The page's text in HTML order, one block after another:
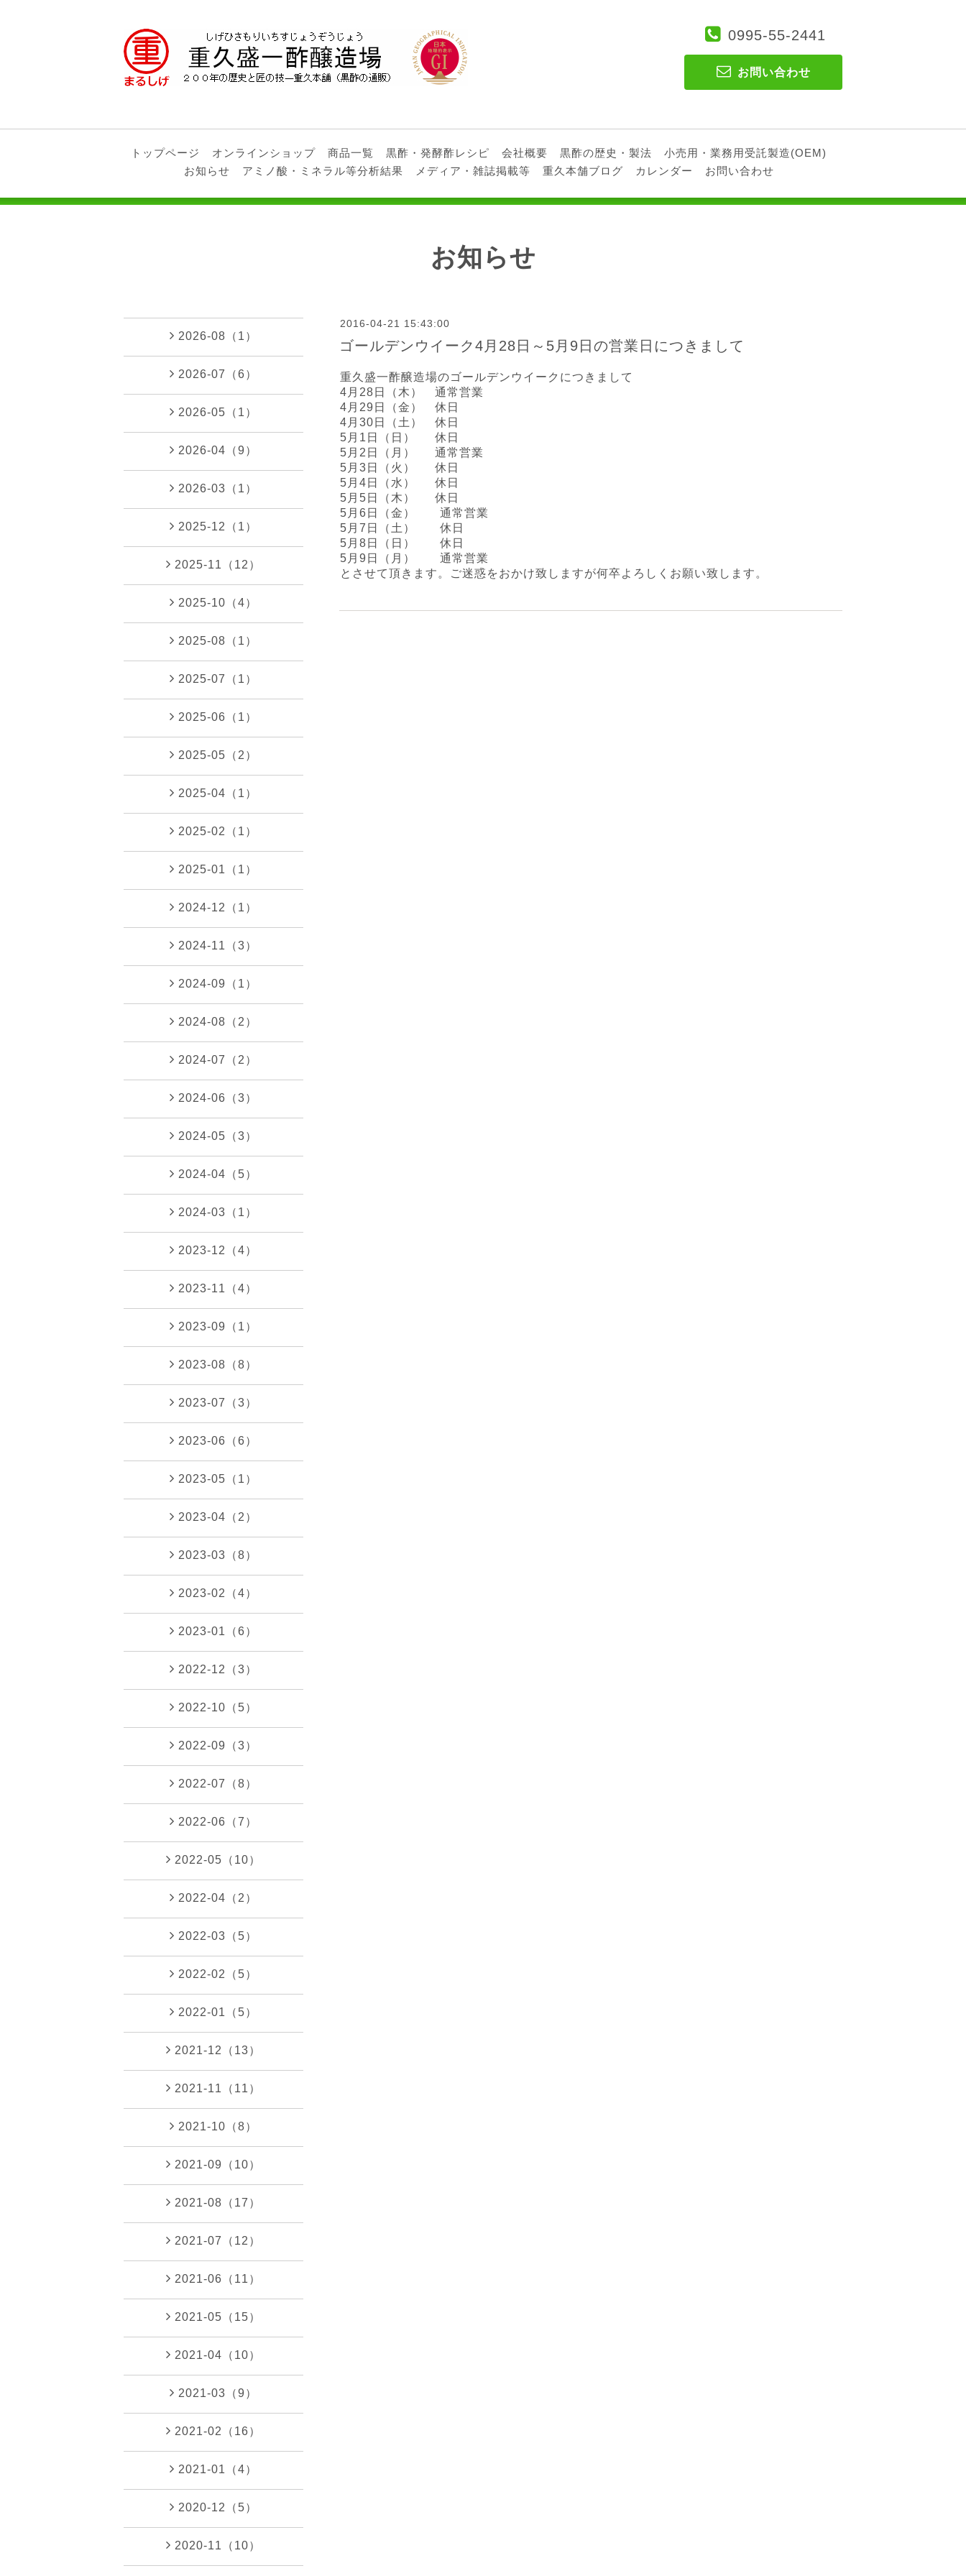
0995-55-2441
お問い合わせ
トップページ オンラインショップ 商品一覧 黒酢・発酵酢レシピ 会社概要 黒酢の歴史・製法
小売用・業務用受託製造(OEM)
お知らせ
アミノ酸・ミネラル等分析結果 メディア・雑誌掲載等 重久本舗ブログ カレンダー お問い合わせ
お知らせ
2016-04-21 15:43:00
ゴールデンウイーク4月28日～5月9日の営業日につきまして
重久盛一酢醸造場のゴールデンウイークにつきまして
4月28日（木） 通常営業
4月29日（金） 休日
4月30日（土） 休日
5月1日（日） 休日
5月2日（月） 通常営業
5月3日（火） 休日
5月4日（水） 休日
5月5日（木） 休日
5月6日（金） 通常営業
5月7日（土） 休日
5月8日（日） 休日
5月9日（月） 通常営業
とさせて頂きます。ご迷惑をおかけ致しますが何卒よろしくお願い致します。
2026-08（1）
2026-07（6）
2026-05（1）
2026-04（9）
2026-03（1）
2025-12（1）
2025-11（12）
2025-10（4）
2025-08（1）
2025-07（1）
2025-06（1）
2025-05（2）
2025-04（1）
2025-02（1）
2025-01（1）
2024-12（1）
2024-11（3）
2024-09（1）
2024-08（2）
2024-07（2）
2024-06（3）
2024-05（3）
2024-04（5）
2024-03（1）
2023-12（4）
2023-11（4）
2023-09（1）
2023-08（8）
2023-07（3）
2023-06（6）
2023-05（1）
2023-04（2）
2023-03（8）
2023-02（4）
2023-01（6）
2022-12（3）
2022-10（5）
2022-09（3）
2022-07（8）
2022-06（7）
2022-05（10）
2022-04（2）
2022-03（5）
2022-02（5）
2022-01（5）
2021-12（13）
2021-11（11）
2021-10（8）
2021-09（10）
2021-08（17）
2021-07（12）
2021-06（11）
2021-05（15）
2021-04（10）
2021-03（9）
2021-02（16）
2021-01（4）
2020-12（5）
2020-11（10）